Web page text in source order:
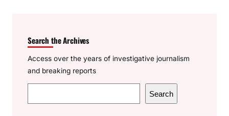
Search the Archives
Access over the years of investigative journalism
and breaking reports
e
Search